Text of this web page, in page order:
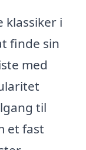
klassiker i
finde sin
med
til
et fast